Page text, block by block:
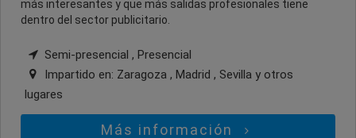
más interesantes y que más salidas profesionales tiene
dentro del sector publicitario.
Semi-presencial , Presencial
Impartido en: Zaragoza , Madrid , Sevilla y otros
lugares
Más información